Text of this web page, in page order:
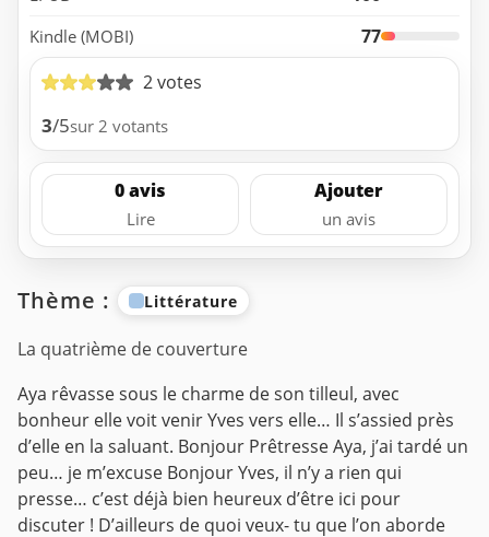
Kindle (MOBI)
77
2 votes
3/5sur 2 votants
0 avis
Lire
Ajouter
un avis
Thème : Littérature
La quatrième de couverture
Aya rêvasse sous le charme de son tilleul, avec
bonheur elle voit venir Yves vers elle… Il s’assied près
d’elle en la saluant. Bonjour Prêtresse Aya, j’ai tardé un
peu… je m’excuse Bonjour Yves, il n’y a rien qui
presse… c’est déjà bien heureux d’être ici pour
discuter ! D’ailleurs de quoi veux- tu que l’on aborde